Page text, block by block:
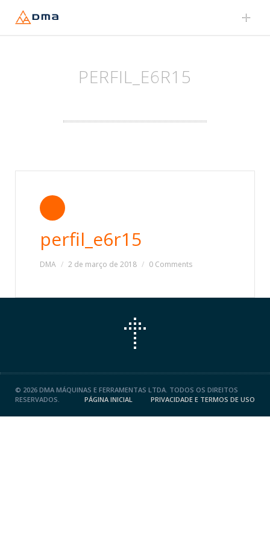
Skip
to
PERFIL_E6R15
perfil_e6r15
DMA 2 de março de 2018 0 Comments
© 2026 DMA MÁQUINAS E FERRAMENTAS LTDA. TODOS OS DIREITOS
RESERVADOS.
PÁGINA INICIAL PRIVACIDADE E TERMOS DE USO